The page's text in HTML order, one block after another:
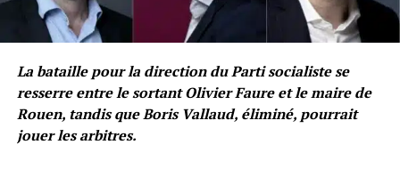
La bataille pour la direction du Parti socialiste se
resserre entre le sortant Olivier Faure et le maire de
Rouen, tandis que Boris Vallaud, éliminé, pourrait
jouer les arbitres.